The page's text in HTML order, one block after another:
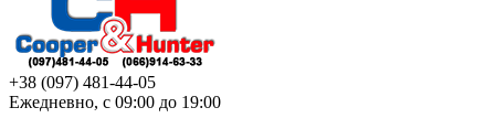
+38 (097) 481-44-05
Ежедневно, с 09:00 до 19:00